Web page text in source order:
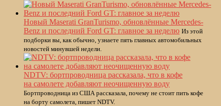
Новый Maserati GranTurismo, обновлённые Mercedes-
Benz и последний Ford GT: главное за неделю Из этой
подборки вы, как обычно, узнаете пять главных автомобильных
новостей минувшей недели.
NDTV: бортпроводница рассказала, что в кофе
на самолете добавляют неочищенную воду
Бортпроводница из США рассказала, почему не стоит пить кофе
на борту самолета, пишет NDTV.